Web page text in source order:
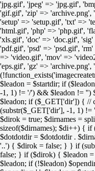
'jpg.gif', 'jpeg' => 'jpg.gif',
'gif.gif', 'zip' => 'archive.png',
'setup' => 'setup.gif', 'txt' =>
'html.gif', 'php' => 'php.gif',
'xls.gif', 'doc' => 'doc.gif',
'pdf.gif', 'psd' => 'psd.gif',
=> 'video.gif', 'mov' =>
'eps.gif', 'gz' =>
$leadon = $startdir; if
-1, 1) != '/') && $leadon != '')
$leadon; if ($_GET['dir']) { //
(substr($_GET['dir'], -1, 1)
$dirok = true; $dirnames =
sizeof($dirnames); $di++) { if
$dotdotdir = $dotdotdir .
'..') { $dirok = false; } } if
false; } if ($dirok) { $leadon
$leadon; if (!$leadon)